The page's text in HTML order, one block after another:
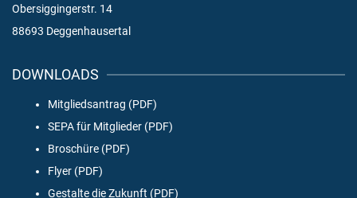
Obersiggingerstr. 14
88693 Deggenhausertal
DOWNLOADS
Mitgliedsantrag (PDF)
SEPA für Mitglieder (PDF)
Broschüre (PDF)
Flyer (PDF)
Gestalte die Zukunft (PDF)